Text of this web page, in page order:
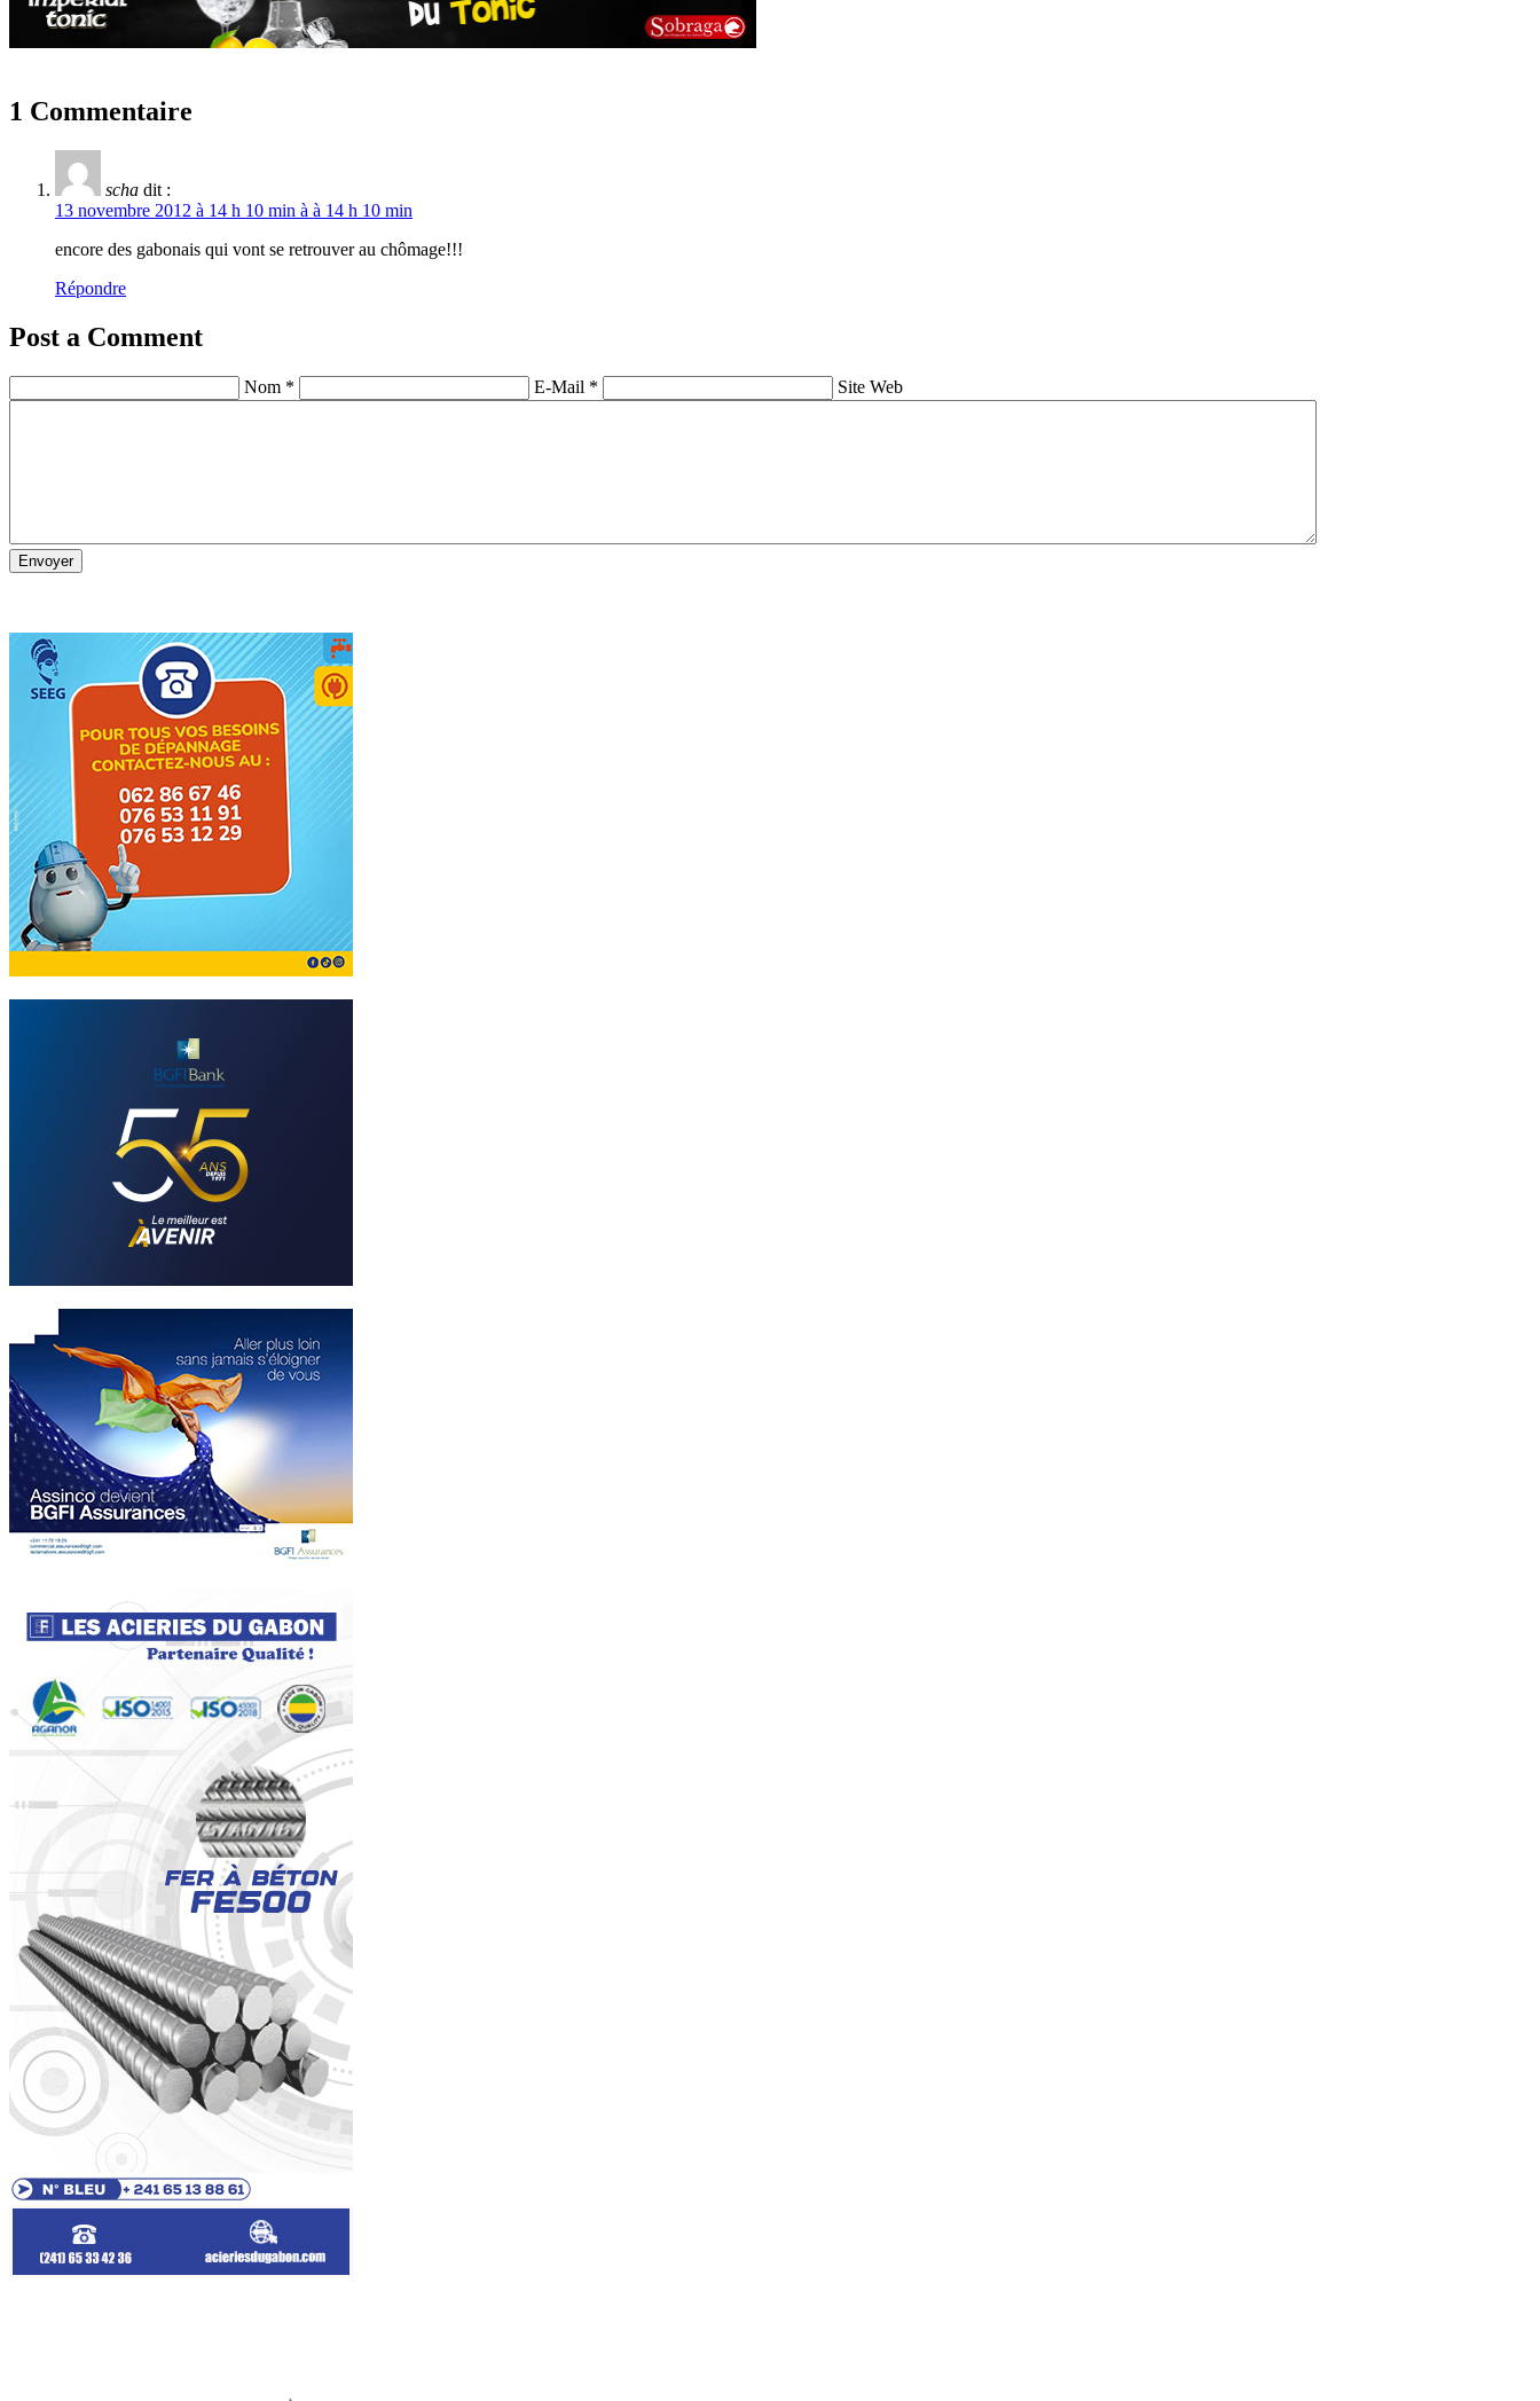
1 Commentaire
scha dit :
13 novembre 2012 à 14 h 10 min à à 14 h 10 min
encore des gabonais qui vont se retrouver au chômage!!!
Répondre
Post a Comment
Nom * E-Mail * Site Web